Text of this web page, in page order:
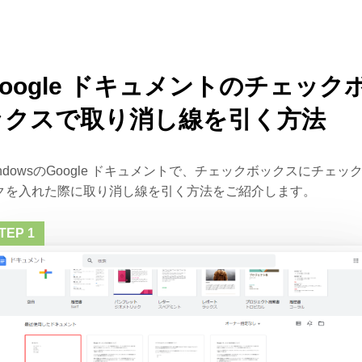
ドキュメントのチェック
スで取り消し線を引く方法
のGoogle ドキュメントで、チェックボックスにチェッ
を入れた際に取り消し線を引く方法をご紹介します。